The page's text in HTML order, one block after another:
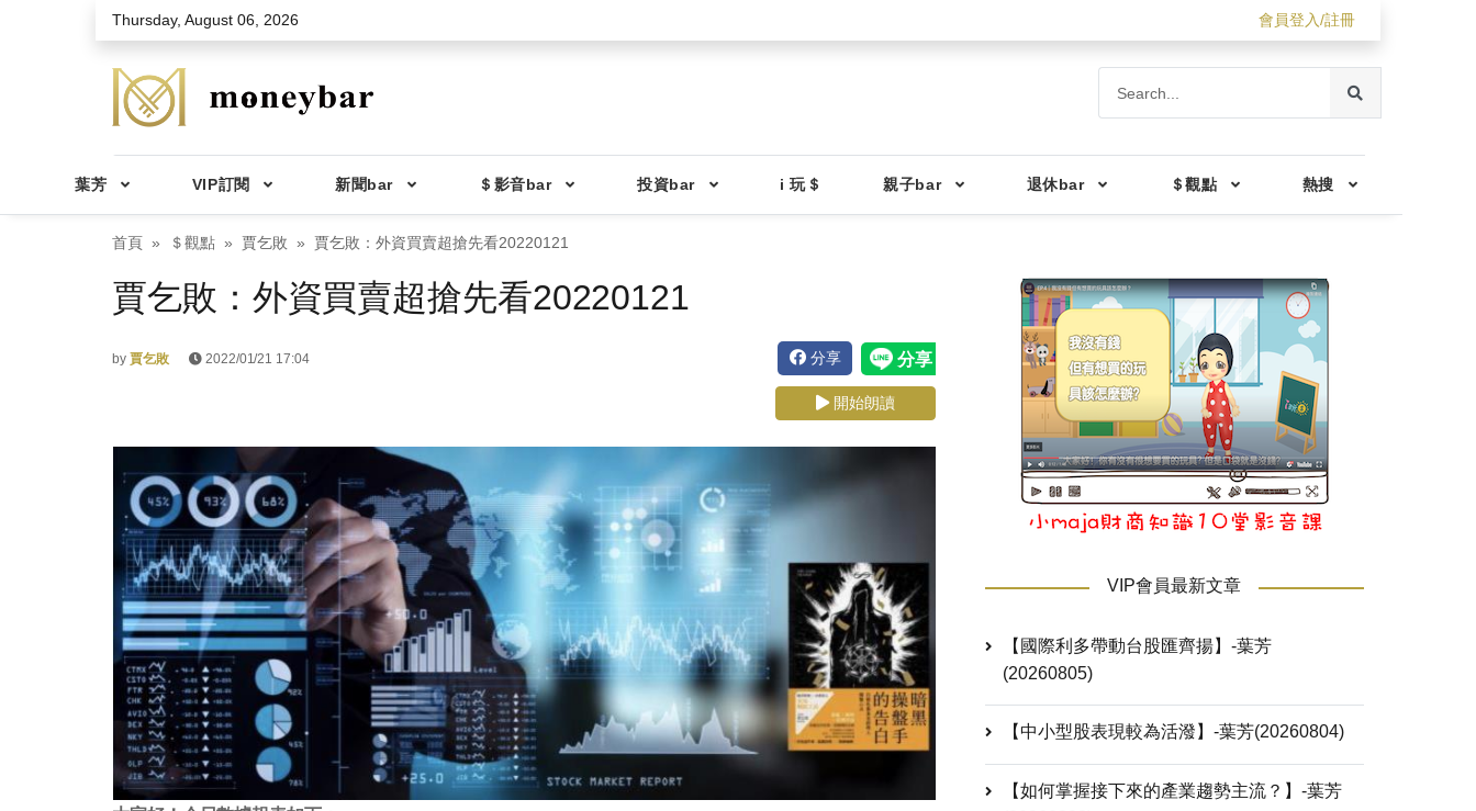
Skip to main contentThursday, August 06, 2026 會員登入/註冊
葉芳 VIP訂閱 新聞bar ＄影音bar 投資bar i 玩＄ 親子bar 退休bar ＄觀點 熱搜
首頁 ＄觀點 賈乞敗 賈乞敗：外資買賣超搶先看20220121
賈乞敗：外資買賣超搶先看20220121
by 賈乞敗 2022/01/21 17:04 分享
開始朗讀
VIP會員最新文章
【國際利多帶動台股匯齊揚】-葉芳
(20260805)
【中小型股表現較為活潑】-葉芳(20260804)
【如何掌握接下來的產業趨勢主流？】-葉芳